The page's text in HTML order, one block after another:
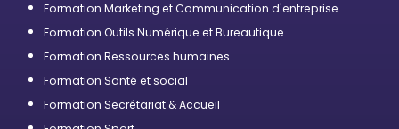
Formation Marketing et Communication d'entreprise
Formation Outils Numérique et Bureautique
Formation Ressources humaines
Formation Santé et social
Formation Secrétariat & Accueil